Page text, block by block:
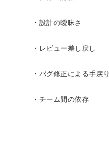
・設計の曖昧さ
・レビュー差し戻し
・バグ修正による手戻り
・チーム間の依存